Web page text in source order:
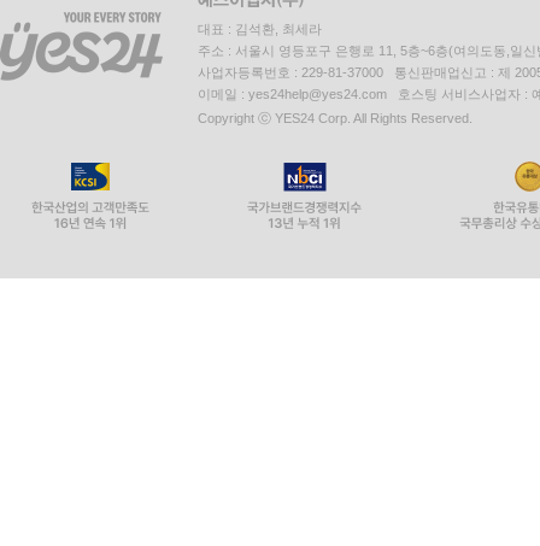
대표 : 김석환, 최세라
주소 : 서울시 영등포구 은행로 11, 5층~6층(여의도동,일신
사업자등록번호 : 229-81-37000 통신판매업신고 : 제
이메일 : yes24help@yes24.com 호스팅 서비스사업자 :
Copyright ⓒ YES24 Corp. All Rights Reserved.